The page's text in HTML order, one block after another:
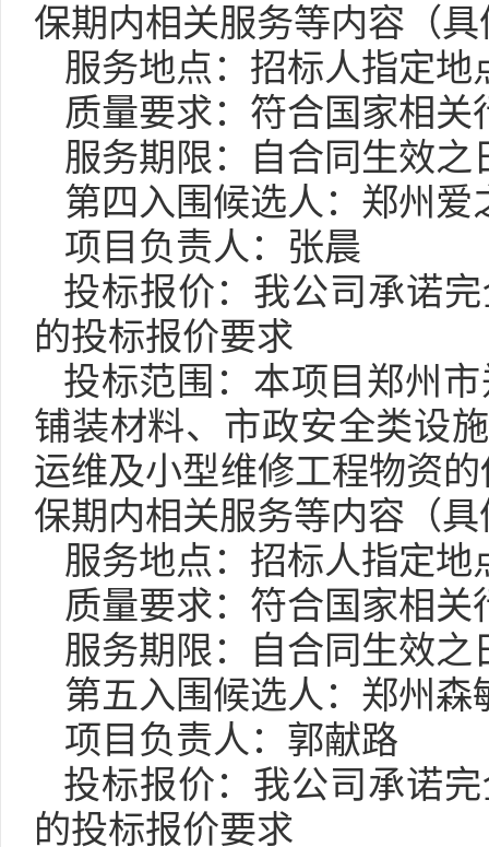
保期内相关服务等内容（
服务地点： 招标人指定地
质量要求：符合国家相
服务期限：自合同生效之
第四 入围候选人：郑州
项目负责人：张晨
投标报价：我公司承诺
的投标报价要求
投标范围：本项目郑州
铺装材料、市政安全类设
运维及小型维修工程物资
保期内相关服务等内容（
服务地点： 招标人指定地
质量要求：符合国家相
服务期限：自合同生效之
第五入围候选人：郑州森
项目负责人：郭献路
投标报价：我公司承诺
的投标报价要求